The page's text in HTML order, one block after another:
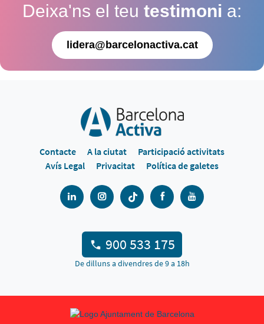
Deixa'ns el teu testimoni a:
lidera@barcelonactiva.cat
Contacte A la ciutat
Participació activitats
Avís Legal
Privacitat Política de galetes
900 533 175
De dilluns a divendres de 9 a 18h